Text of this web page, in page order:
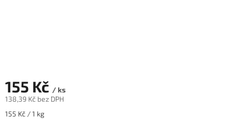
155 Kč / ks
138,39 Kč bez DPH
Měrná
155 Kč / 1 kg